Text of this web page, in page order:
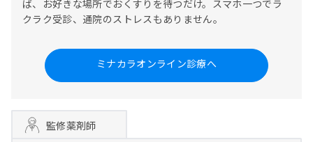
ば、お好きな場所でおくすりを待つだけ。スマホ一つでラ
クラク受診、通院のストレスもありません。
ミナカラオンライン診療へ
監修薬剤師